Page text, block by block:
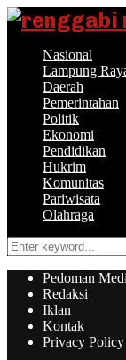
Nasional
Lampung
Daerah
Pemerintahan
Politik
Ekonomi
Pendidikan
Hukrim
Komunitas
Pariwisata
Olahraga
Search
for:
Pedoman
Redaksi
Iklan
Kontak
Privacy Policy